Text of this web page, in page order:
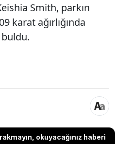
Smith, parkın
karat ağırlığında
okuyacağınız haberi